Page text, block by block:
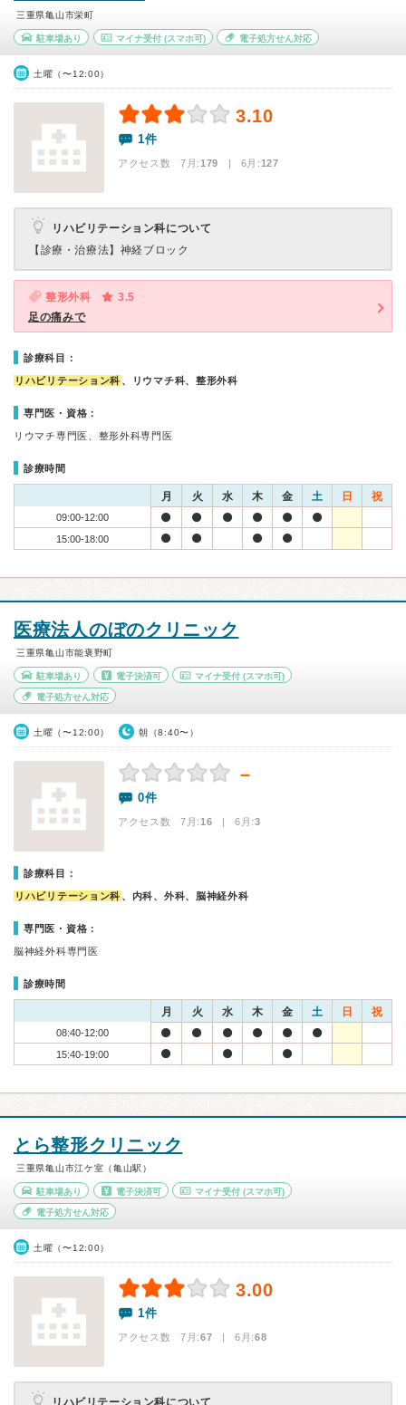
三重県亀山市栄町
駐車場あり マイナ受付(スマホ可) 電子処方せん対応
土曜（〜12:00）
3.10
1件
アクセス数 7月:179 | 6月:127
リハビリテーション科について
【診療・治療法】 神経ブロック
整形外科
3.5
足の痛みで
診療科目：
リハビリテーション科 、リウマチ科、整形外科
専門医・資格：
リウマチ専門医、整形外科専門医
診療時間
月 火 水 木 金 土 日 祝
09:00-12:00
15:00-18:00
医療法人のぼのクリニック
三重県亀山市能褒野町
駐車場あり 電子決済可 マイナ受付 (スマホ可)
電子処方せん対応
土曜（〜12:00） 朝（8:40〜）
－
0件
アクセス数 7月:16 | 6月:3
診療科目：
リハビリテーション科 、内科、外科、脳神経外科
専門医・資格：
脳神経外科専門医
診療時間
月 火 水 木 金 土 日 祝
08:40-12:00
15:40-19:00
とら整形クリニック
三重県亀山市江ケ室（亀山駅）
駐車場あり 電子決済可 マイナ受付 (スマホ可)
電子処方せん対応
土曜（〜12:00）
3.00
1件
アクセス数 7月:67 | 6月:68
リハビリテーション科について